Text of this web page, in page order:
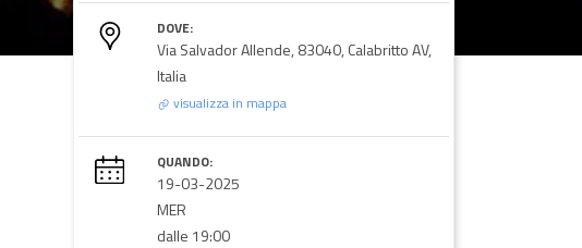
DOVE:
Via Salvador Allende, 83040, Calabritto AV,
Italia
visualizza in mappa
QUANDO:
19-03-2025
MER
dalle 19:00